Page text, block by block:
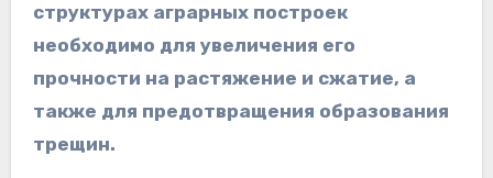
структурах аграрных построек
необходимо для увеличения его
прочности на растяжение и сжатие, а
также для предотвращения образования
трещин.